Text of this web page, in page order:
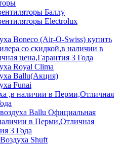
Баллу
Electrolux
Boneco (Air-O-Swiss) купить
со скидкой,в наличии в
цена,Гарантия 3 Года
Royal Clima
Ballu(Акция)
Funai
,в наличии в Перми,Отличная
Ballu Официальная
в Перми,Отличная
3 Года
Shuft